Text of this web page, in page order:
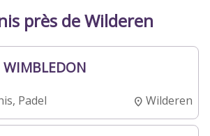
près de Wilderen
WIMBLEDON
Padel Wilderen